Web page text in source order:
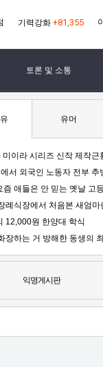
기력강화 +81,355
토론 및 소통
유머
미이라 시리즈 신작 제작근
서 외국인 노동자 전부 추
즘 애들은 안 믿는 옛날 고
례식장에서 처음본 새엄마
12,000원 한양대 학식
장하는 거 방해한 동생의
익명게시판